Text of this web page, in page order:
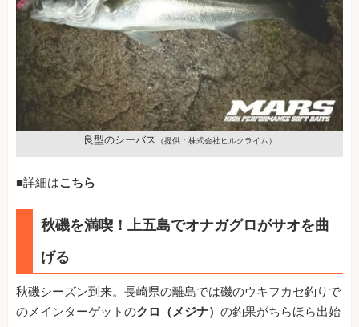
良型のシーバス （提供：株式会社ヒルクライム）
■詳細はこちら
秋磯を満喫！上五島でオナガグロがサオを曲
げる
秋磯シーズン到来。長崎県の離島では磯のウキフカセ釣りで
のメインターゲットのクロ（メジナ） の釣果がちらほら出始